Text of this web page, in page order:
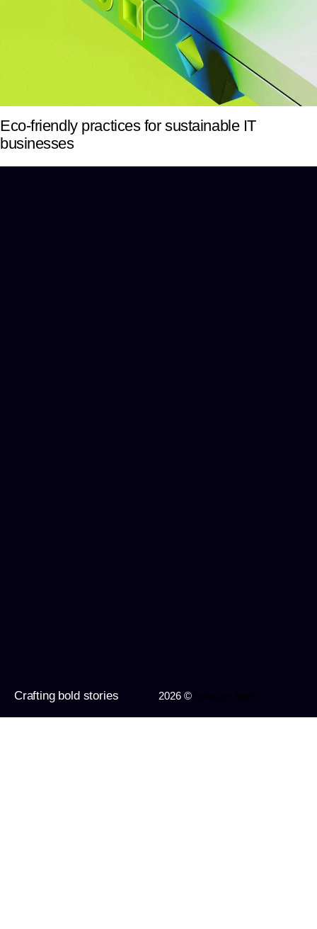
Eco-friendly practices for sustainable IT
businesses
Crafting bold stories 2026 ©